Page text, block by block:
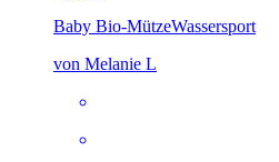
Baby Bio-MützeWassersport
von Melanie L